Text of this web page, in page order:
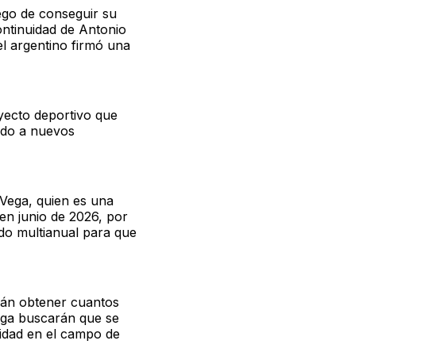
de conseguir su
de Antonio
argentino firmó una
deportivo que
a nuevos
quien es una
junio de 2026, por
multianual para que
obtener cuantos
buscarán que se
en el campo de